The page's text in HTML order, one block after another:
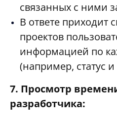
связанных с ними
В ответе приходит
проектов
информацией по
(например, статус
7. Просмотр
разработчика: